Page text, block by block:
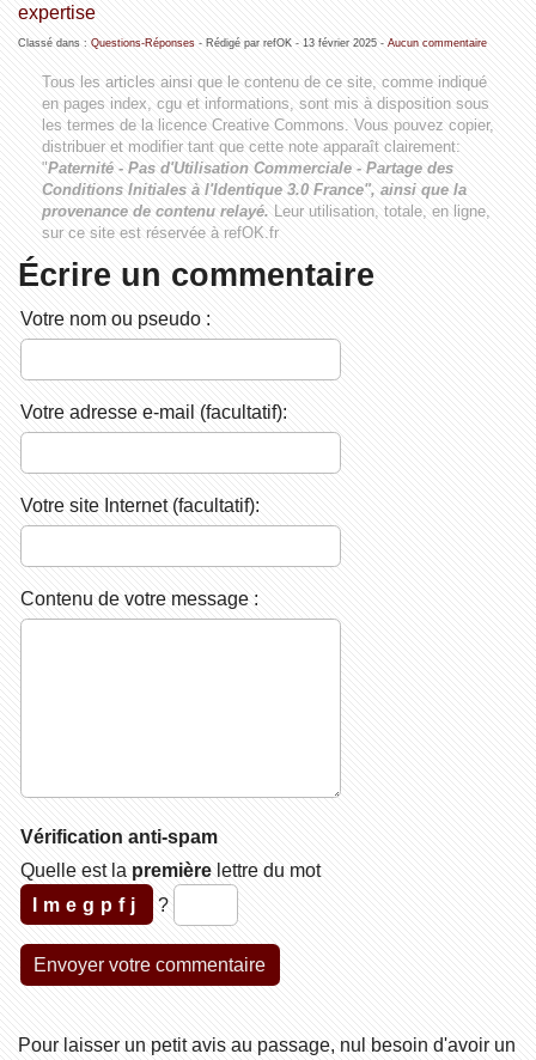
expertise
Classé dans : Questions-Réponses- Rédigé par refOK - 13 février 2025- Aucun commentaire
Tous les articles ainsi que le contenu de ce site, comme indiqué
en pages index, cgu et informations, sont mis à disposition sous
les termes de la licence Creative Commons. Vous pouvez copier,
distribuer et modifier tant que cette note apparaît clairement:
"Paternité - Pas d'Utilisation Commerciale - Partage des
Conditions Initiales à l'Identique 3.0 France", ainsi que la
provenance de contenu relayé. Leur utilisation, totale, en ligne,
sur ce site est réservée à refOK.fr
Écrire un commentaire
Votre nom ou pseudo :
Votre adresse e-mail (facultatif):
Votre site Internet (facultatif):
Contenu de votre message :
Vérification anti-spam
Quelle est la premièrelettre du mot
lmegpfj
?
Pour laisser un petit avis au passage, nul besoin d'avoir un